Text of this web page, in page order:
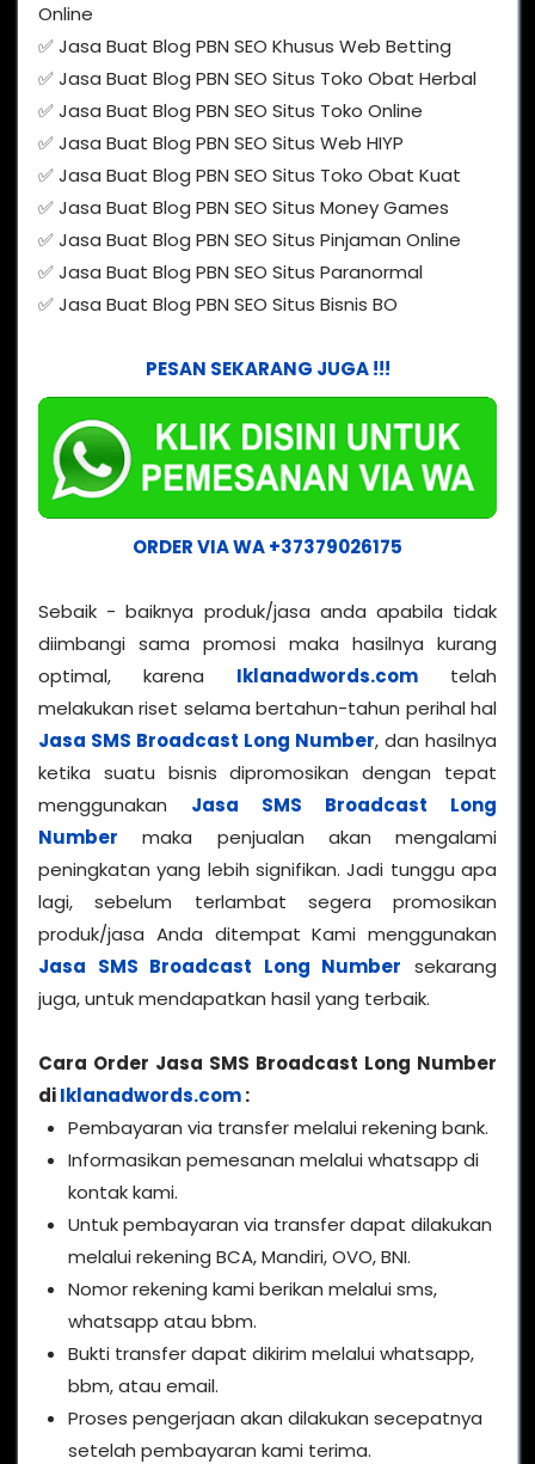
Online
✅ Jasa Buat Blog PBN SEO Khusus Web Betting
✅ Jasa Buat Blog PBN SEO Situs Toko Obat Herbal
✅ Jasa Buat Blog PBN SEO Situs Toko Online
✅ Jasa Buat Blog PBN SEO Situs Web HIYP
✅ Jasa Buat Blog PBN SEO Situs Toko Obat Kuat
✅ Jasa Buat Blog PBN SEO Situs Money Games
✅ Jasa Buat Blog PBN SEO Situs Pinjaman Online
✅ Jasa Buat Blog PBN SEO Situs Paranormal
✅ Jasa Buat Blog PBN SEO Situs Bisnis BO
PESAN SEKARANG JUGA !!!
ORDER VIA WA +37379026175
Sebaik - baiknya produk/jasa anda apabila tidak
diimbangi sama promosi maka hasilnya kurang
optimal, karena Iklanadwords.com telah
melakukan riset selama bertahun-tahun perihal hal
Jasa SMS Broadcast Long Number, dan hasilnya
ketika suatu bisnis dipromosikan dengan tepat
menggunakan Jasa SMS Broadcast Long
Number maka penjualan akan mengalami
peningkatan yang lebih signifikan. Jadi tunggu apa
lagi, sebelum terlambat segera promosikan
produk/jasa Anda ditempat Kami menggunakan
Jasa SMS Broadcast Long Number sekarang
juga, untuk mendapatkan hasil yang terbaik.
Cara Order Jasa SMS Broadcast Long Number
diIklanadwords.com:
Pembayaran via transfer melalui rekening bank.
Informasikan pemesanan melalui whatsapp di
kontak kami.
Untuk pembayaran via transfer dapat dilakukan
melalui rekening BCA, Mandiri, OVO, BNI.
Nomor rekening kami berikan melalui sms,
whatsapp atau bbm.
Bukti transfer dapat dikirim melalui whatsapp,
bbm, atau email.
Proses pengerjaan akan dilakukan secepatnya
setelah pembayaran kami terima.